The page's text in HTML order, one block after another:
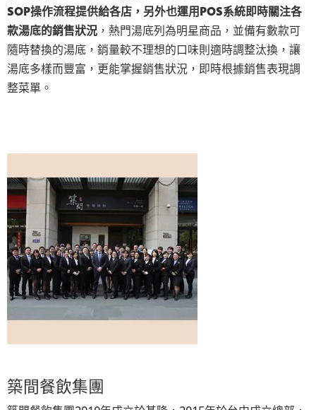
SOP操作流程提供給各店，另外也運用POS系統即時關注各
款湯底的銷售狀況 ，熱門湯底列為明星商品，並備有數款可
隨時替換的湯底，銷量較不理想的口味則適時調整汰換，讓
湯底多樣而豐富，更能掌握銷售狀況，即時根據銷售表現調
整菜單。
築間餐飲集團